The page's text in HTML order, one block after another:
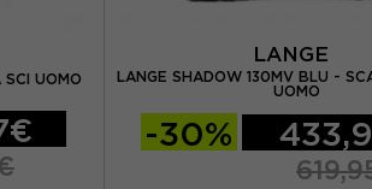
SCI UOMO
LANGE
LANGE SHADOW 130MV BLU -
UOMO
-30%